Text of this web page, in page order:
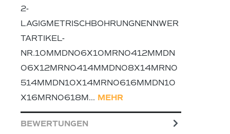
2-
LAGIGMETRISCHBOHRUNGNENNWER
TARTIKEL-
NR.10MMDN06X10MRN0412MMDN
06X12MRN0414MMDN08X14MRN0
514MMDN10X14MRN0616MMDN10
X16MRN0618M… MEHR
BEWERTUNGEN